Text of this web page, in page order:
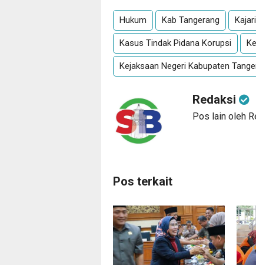
Hukum Kab Tangerang
Kasus Tindak Pidana Korupsi
Kejaksaan Negeri Kabupaten
Redaksi
Pos lain oleh
Pos terkait